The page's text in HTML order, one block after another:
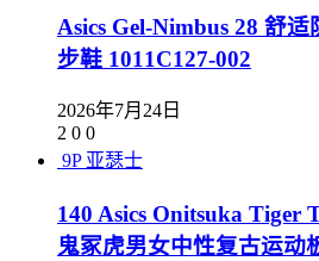
Asics Gel-Nimbus 28 舒
步鞋 1011C127-002
2026年7月24日
2 0 0
9P 亚瑟士
140 Asics Onitsuka Tiger
鬼冢虎男女中性复古运动